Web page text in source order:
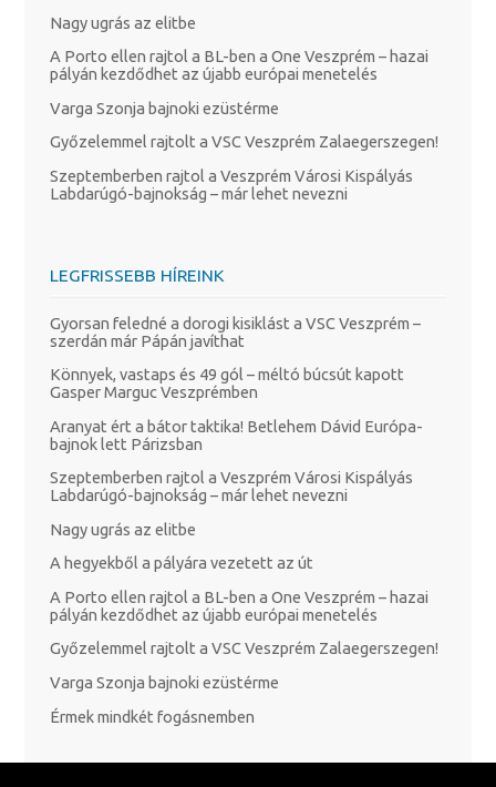
Nagy ugrás az elitbe
A Porto ellen rajtol a BL-ben a One Veszprém – hazai
pályán kezdődhet az újabb európai menetelés
Varga Szonja bajnoki ezüstérme
Győzelemmel rajtolt a VSC Veszprém Zalaegerszegen!
Szeptemberben rajtol a Veszprém Városi Kispályás
Labdarúgó-bajnokság – már lehet nevezni
LEGFRISSEBB HÍREINK
Gyorsan feledné a dorogi kisiklást a VSC Veszprém –
szerdán már Pápán javíthat
Könnyek, vastaps és 49 gól – méltó búcsút kapott
Gasper Marguc Veszprémben
Aranyat ért a bátor taktika! Betlehem Dávid Európa-
bajnok lett Párizsban
Szeptemberben rajtol a Veszprém Városi Kispályás
Labdarúgó-bajnokság – már lehet nevezni
Nagy ugrás az elitbe
A hegyekből a pályára vezetett az út
A Porto ellen rajtol a BL-ben a One Veszprém – hazai
pályán kezdődhet az újabb európai menetelés
Győzelemmel rajtolt a VSC Veszprém Zalaegerszegen!
Varga Szonja bajnoki ezüstérme
Érmek mindkét fogásnemben